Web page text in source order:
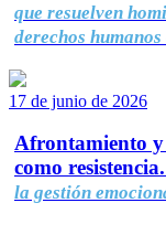
que resuelven
derechos
17 de junio de 2026
Afrontamiento y
como resistencia.
la gestión